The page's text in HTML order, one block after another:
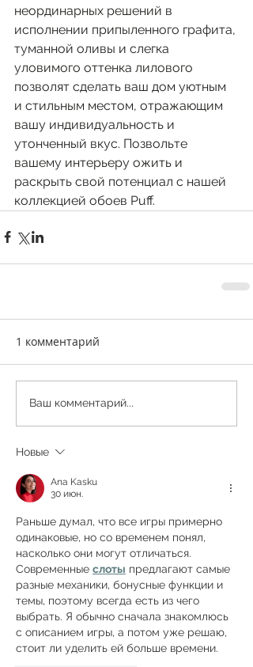
неординарных решений в
исполнении припыленного графита,
туманной оливы и слегка
уловимого оттенка лилового
позволят сделать ваш дом уютным
и стильным местом, отражающим
вашу индивидуальность и
утонченный вкус. Позвольте
вашему интерьеру ожить и
раскрыть свой потенциал с нашей
коллекцией обоев Puff.
1 комментарий
Ваш комментарий...
Новые
Ana Kasku
30 июн.
Раньше думал, что все игры примерно
одинаковые, но со временем понял,
насколько они могут отличаться.
Современные слоты предлагают самые
разные механики, бонусные функции и
темы, поэтому всегда есть из чего
выбрать. Я обычно сначала знакомлюсь
с описанием игры, а потом уже решаю,
стоит ли уделить ей больше времени.